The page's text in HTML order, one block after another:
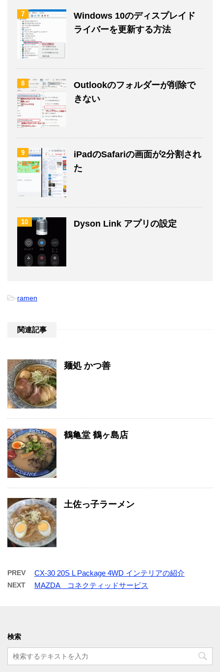
7
Windows 10のディスプレイド
ライバーを更新する方法
8
Outlookのフォルダーが削除で
きない
9
iPadのSafariの画面が2分割され
た
10 Dyson Link アプリの設定
-ramen
関連記事
麺処 かつ善
鶴亀堂 鶴ヶ島店
土佐っ子ラーメン
PREV CX-30 20S L Package 4WD インテリアの紹介
NEXT MAZDA コネクティッドサービス
検索